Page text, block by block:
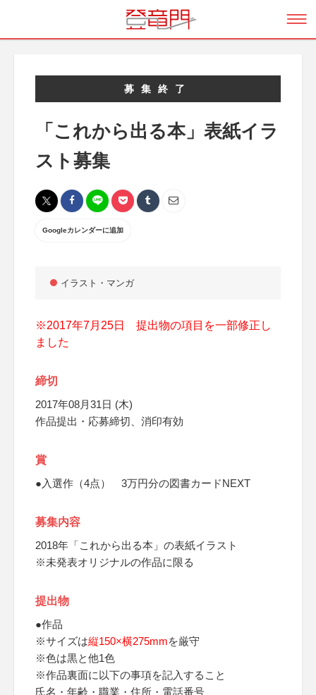
募集終了
「これから出る本」表紙イラ
スト募集
Googleカレンダーに追加
イラスト・マンガ
※2017年7月25日 提出物の項目を一部修正し
ました
締切
2017年08月31日 (木)
作品提出・応募締切、消印有効
賞
●入選作（4点） 3万円分の図書カードNEXT
募集内容
2018年「これから出る本」の表紙イラスト
※未発表オリジナルの作品に限る
提出物
●作品
※サイズは縦150×横275mmを厳守
※色は黒と他1色
※作品裏面に以下の事項を記入すること
氏名・年齢・職業・住所・電話番号